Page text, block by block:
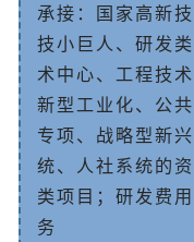
承接 ： 国 家 高新技
技小 巨 人 、 研发 类
术中心、工程技
新型 工 业 化、 公共
专项、 战略型新兴
统、 人 社 系统的 资
类项 目 ； 研发 费 用
务